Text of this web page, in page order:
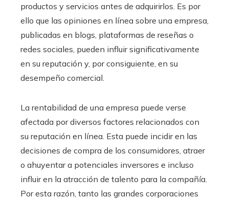
productos y servicios antes de adquirirlos. Es por
ello que las opiniones en línea sobre una empresa,
publicadas en blogs, plataformas de reseñas o
redes sociales, pueden influir significativamente
en su reputación y, por consiguiente, en su
desempeño comercial.
La rentabilidad de una empresa puede verse
afectada por diversos factores relacionados con
su reputación en línea. Esta puede incidir en las
decisiones de compra de los consumidores, atraer
o ahuyentar a potenciales inversores e incluso
influir en la atracción de talento para la compañía.
Por esta razón, tanto las grandes corporaciones